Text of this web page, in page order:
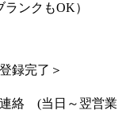
ンクもOK）
録完了＞
連絡 (当日～翌営業